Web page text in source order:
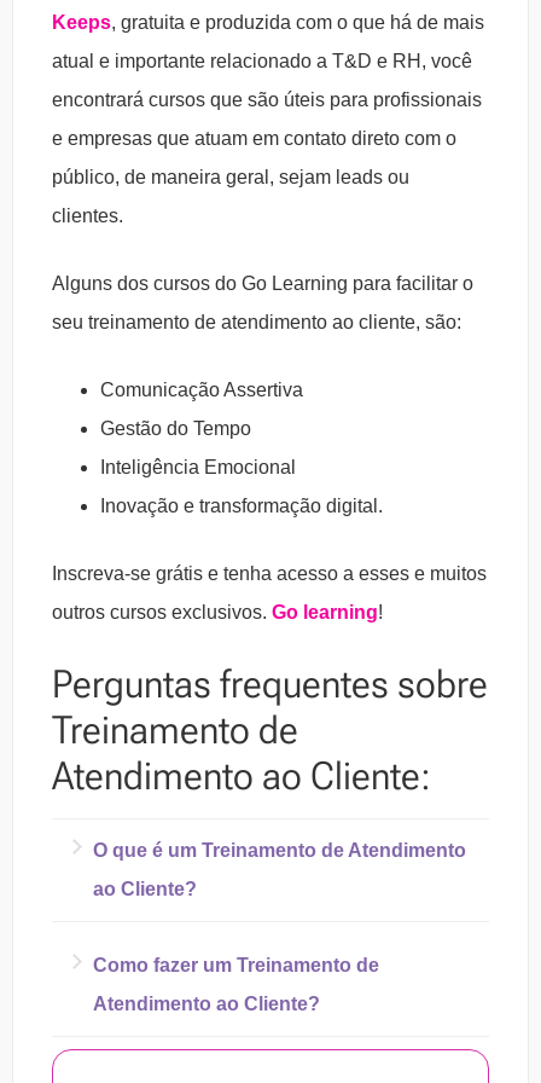
Keeps, gratuita e produzida com o que há de mais
atual e importante relacionado a T&D e RH, você
encontrará cursos que são úteis para profissionais
e empresas que atuam em contato direto com o
público, de maneira geral, sejam leads ou
clientes.
Alguns dos cursos do Go Learning para facilitar o
seu treinamento de atendimento ao cliente, são:
Comunicação Assertiva
Gestão do Tempo
Inteligência Emocional
Inovação e transformação digital.
Inscreva-se grátis e tenha acesso a esses e muitos
outros cursos exclusivos. Go learning!
Perguntas frequentes sobre
Treinamento de
Atendimento ao Cliente:
O que é um Treinamento de Atendimento
ao Cliente?
O Treinamento de Atendimento ao Cliente é
aquele realizado pelas empresas para
Como fazer um Treinamento de
Atendimento ao Cliente?